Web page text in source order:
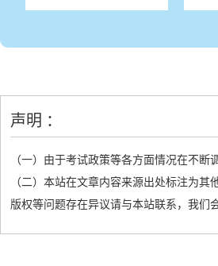
声明 ：
（一）由于考试政策等各方面情况在不
（二）本站在文章内容来源出处标注为
版权等问题存在异议请与本站联系，我们